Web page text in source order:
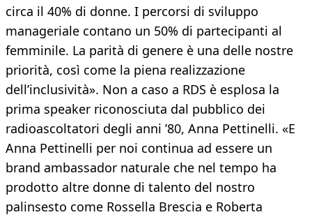
circa il 40% di donne. I percorsi di sviluppo
manageriale contano un 50% di partecipanti al
femminile. La parità di genere è una delle nostre
priorità, così come la piena realizzazione
dell’inclusività». Non a caso a RDS è esplosa la
prima speaker riconosciuta dal pubblico dei
radioascoltatori degli anni ’80, Anna Pettinelli. «E
Anna Pettinelli per noi continua ad essere un
brand ambassador naturale che nel tempo ha
prodotto altre donne di talento del nostro
palinsesto come Rossella Brescia e Roberta